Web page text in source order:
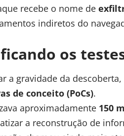
recebe o nome de
indiretos do
os
a gravidade da
de conceito (PoCs).
aproximadamente 150
a reconstrução de